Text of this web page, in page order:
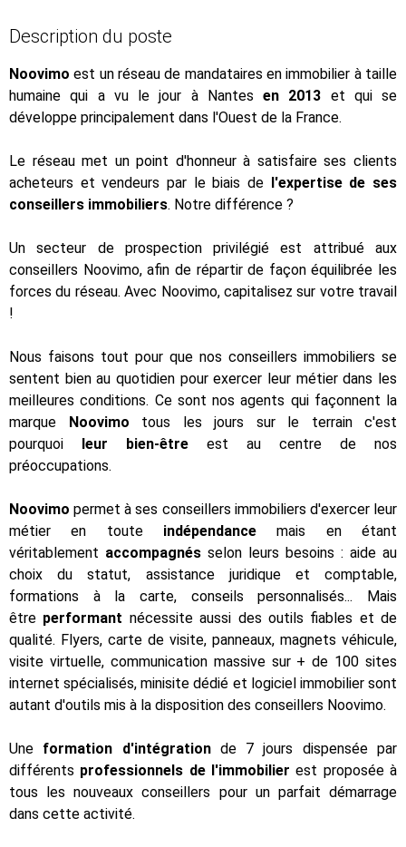
Description du poste
Noovimo est un réseau de mandataires en immobilier à taille
humaine qui a vu le jour à Nantes en 2013 et qui se
développe principalement dans l'Ouest de la France.
Le réseau met un point d'honneur à satisfaire ses clients
acheteurs et vendeurs par le biais de l'expertise de ses
conseillers immobiliers. Notre différence ?
Un secteur de prospection privilégié est attribué aux
conseillers Noovimo, afin de répartir de façon équilibrée les
forces du réseau. Avec Noovimo, capitalisez sur votre travail
!
Nous faisons tout pour que nos conseillers immobiliers se
sentent bien au quotidien pour exercer leur métier dans les
meilleures conditions. Ce sont nos agents qui façonnent la
marque Noovimo tous les jours sur le terrain c'est
pourquoi leur bien-être est au centre de nos
préoccupations.
Noovimo permet à ses conseillers immobiliers d'exercer leur
métier en toute indépendance mais en étant
véritablement accompagnés selon leurs besoins : aide au
choix du statut, assistance juridique et comptable,
formations à la carte, conseils personnalisés... Mais
être performant nécessite aussi des outils fiables et de
qualité. Flyers, carte de visite, panneaux, magnets véhicule,
visite virtuelle, communication massive sur + de 100 sites
internet spécialisés, minisite dédié et logiciel immobilier sont
autant d'outils mis à la disposition des conseillers Noovimo.
Une formation d'intégrationde 7 jours dispensée par
différents professionnels de l'immobilier est proposée à
tous les nouveaux conseillers pour un parfait démarrage
dans cette activité.